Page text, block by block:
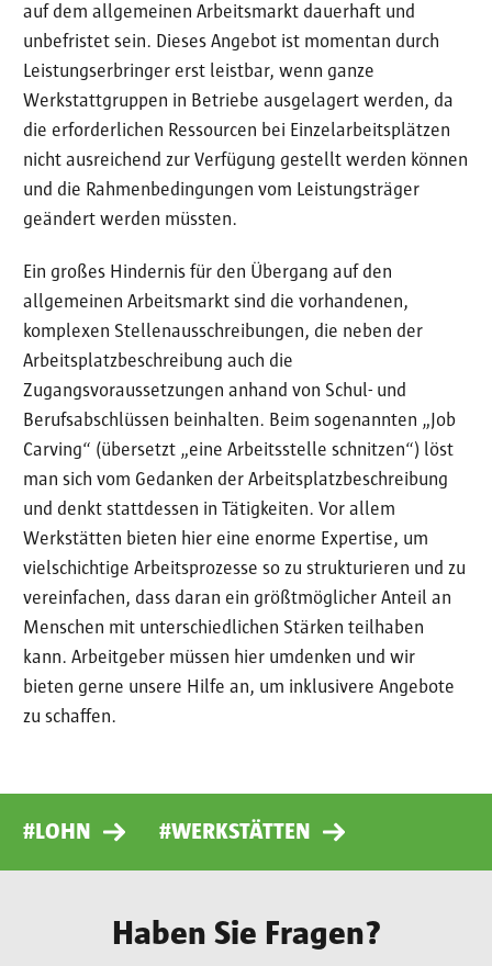
auf dem allgemeinen Arbeitsmarkt dauerhaft und
unbefristet sein. Dieses Angebot ist momentan durch
Leistungserbringer erst leistbar, wenn ganze
Werkstattgruppen in Betriebe ausgelagert werden, da
die erforderlichen Ressourcen bei Einzelarbeitsplätzen
nicht ausreichend zur Verfügung gestellt werden können
und die Rahmenbedingungen vom Leistungsträger
geändert werden müssten.
Ein großes Hindernis für den Übergang auf den
allgemeinen Arbeitsmarkt sind die vorhandenen,
komplexen Stellenausschreibungen, die neben der
Arbeitsplatzbeschreibung auch die
Zugangsvoraussetzungen anhand von Schul- und
Berufsabschlüssen beinhalten. Beim sogenannten „Job
Carving“ (übersetzt „eine Arbeitsstelle schnitzen“) löst
man sich vom Gedanken der Arbeitsplatzbeschreibung
und denkt stattdessen in Tätigkeiten. Vor allem
Werkstätten bieten hier eine enorme Expertise, um
vielschichtige Arbeitsprozesse so zu strukturieren und zu
vereinfachen, dass daran ein größtmöglicher Anteil an
Menschen mit unterschiedlichen Stärken teilhaben
kann. Arbeitgeber müssen hier umdenken und wir
bieten gerne unsere Hilfe an, um inklusivere Angebote
zu schaffen.
#LOHN #WERKSTÄTTEN
Haben Sie Fragen?